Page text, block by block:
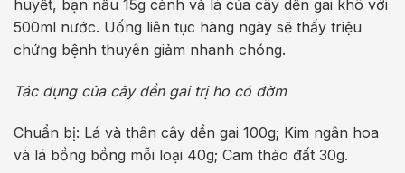
huyết, bạn nấu 15g cành và lá của cây dền gai khô với
500ml nước. Uống liên tục hàng ngày sẽ thấy triệu
chứng bệnh thuyên giảm nhanh chóng.
Tác dụng của cây dền gai trị ho có đờm
Chuẩn bị: Lá và thân cây dền gai 100g; Kim ngân hoa
và lá bồng bồng mỗi loại 40g; Cam thảo đất 30g.